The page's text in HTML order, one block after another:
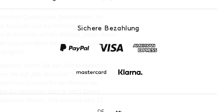
Sichere Bezahlung
PayPalVisa